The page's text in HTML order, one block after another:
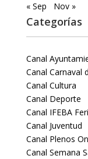
« Sep
Nov »
Categorías
Canal
Canal Carnaval
Canal Cultura
Canal Deporte
Canal IFEBA
Canal Juventud
Canal Plenos
Canal Semana